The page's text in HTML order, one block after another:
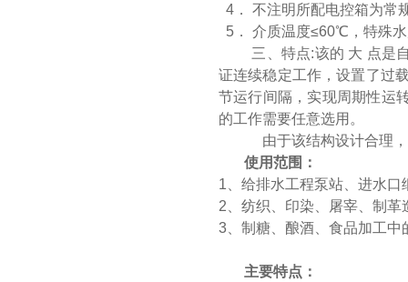
4． 不注明所配电控箱为常
5． 介质温度≤60℃，特殊
三、特点:该的 大 点是
证连续稳定工作，设置了过
节运行间隔，实现周期性运
的工作需要任意选用。
由于该结构设计合理，
使用范围：
1、给排水工程泵站、进水口
2、纺织、印染、屠宰、制
3、制糖、酿酒、食品加工中
主要特点：